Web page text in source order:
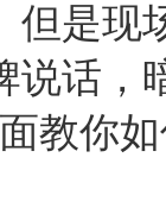
但是
说话，
教你